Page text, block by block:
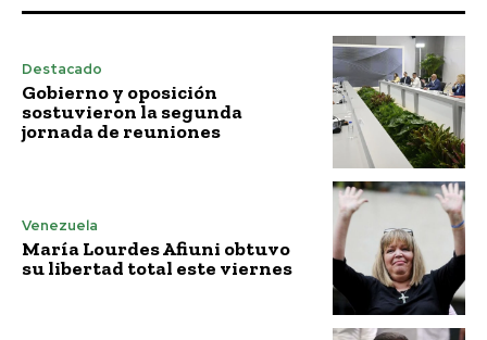
Destacado
Gobierno y oposición
sostuvieron la segunda
jornada de reuniones
Venezuela
María Lourdes Afiuni obtuvo
su libertad total este viernes